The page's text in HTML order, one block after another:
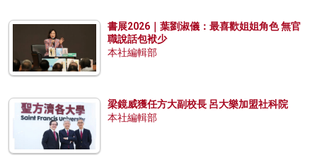
書展2026｜葉劉淑儀：最喜歡姐姐角色 無官
職說話包袱少
本社編輯部
梁鏡威獲任方大副校長 呂大樂加盟社科院
本社編輯部